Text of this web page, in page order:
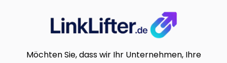
Möchten Sie, dass wir Ihr Unternehmen, Ihre